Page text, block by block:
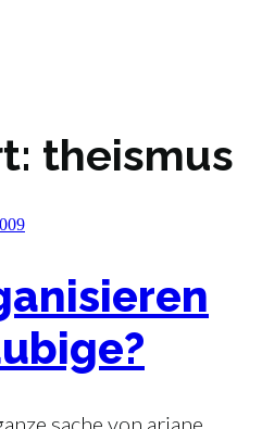
theismus
sache von ariane